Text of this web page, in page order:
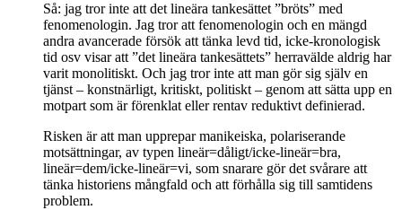
Så: jag tror inte att det lineära tankesättet ”bröts” med
fenomenologin. Jag tror att fenomenologin och en mängd
andra avancerade försök att tänka levd tid, icke-kronologisk
tid osv visar att ”det lineära tankesättets” herravälde aldrig har
varit monolitiskt. Och jag tror inte att man gör sig själv en
tjänst – konstnärligt, kritiskt, politiskt – genom att sätta upp en
motpart som är förenklat eller rentav reduktivt definierad.
Risken är att man upprepar manikeiska, polariserande
motsättningar, av typen lineär=dåligt/icke-lineär=bra,
lineär=dem/icke-lineär=vi, som snarare gör det svårare att
tänka historiens mångfald och att förhålla sig till samtidens
problem.